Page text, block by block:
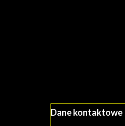
Dane kontaktowe